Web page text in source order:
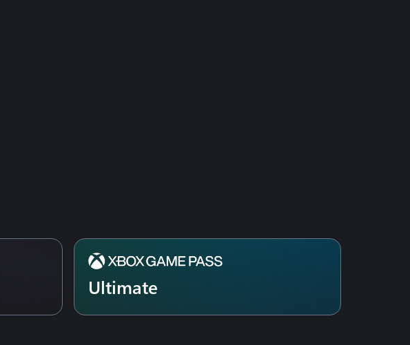
Ultimate